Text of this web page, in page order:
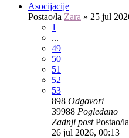
Asocijacije
Postao/la Zara » 25 jul
1
...
49
50
51
52
53
898 Odgovori
39988 Pogledano
Zadnji postPostao/la
26 jul 2026, 00:13